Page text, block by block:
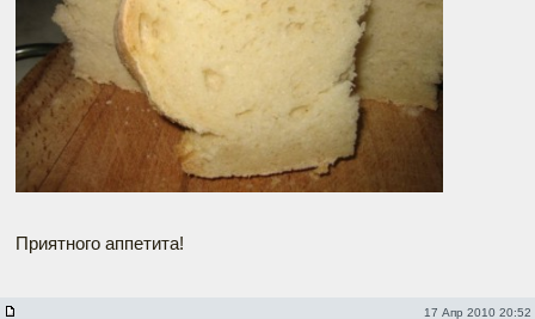
Приятного аппетита!
17 Апр 2010 20:52